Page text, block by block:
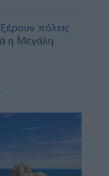
πόλεις
η Μεγάλη